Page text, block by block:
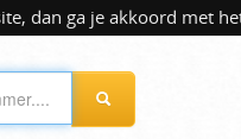
dan ga je akkoord met